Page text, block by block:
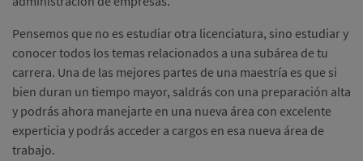
Pensemos que no es estudiar otra licenciatura, sino estudiar y
conocer todos los temas relacionados a una subárea de tu
carrera. Una de las mejores partes de una maestría es que si
bien duran un tiempo mayor, saldrás con una preparación alta
y podrás ahora manejarte en una nueva área con excelente
experticia y podrás acceder a cargos en esa nueva área de
trabajo.